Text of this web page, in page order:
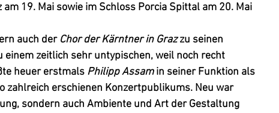
19. Mai sowie im Schloss Porcia Spittal am 20. Mai
auch der Chor der Kärntner in Graz zu seinen
einem zeitlich sehr untypischen, weil noch recht
heuer erstmals Philipp Assam in seiner Funktion als
zahlreich erschienen Konzertpublikums. Neu war
sondern auch Ambiente und Art der Gestaltung